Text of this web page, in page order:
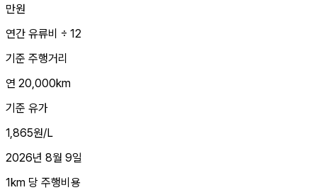
만원
연간 유류비 ÷ 12
기준 주행거리
연 20,000km
기준 유가
1,865원/L
2026년 8월 9일
1km 당 주행비용